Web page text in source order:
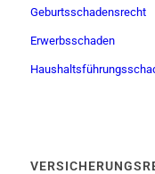
Geburtsschadensrecht
Erwerbsschaden